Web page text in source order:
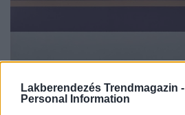
Lakberendezés Trendmagazin -
Personal Information